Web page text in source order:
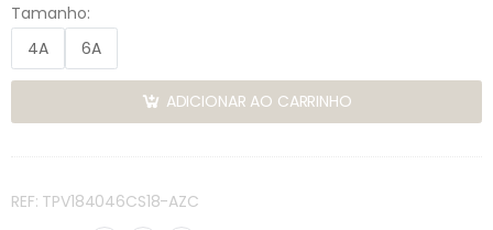
Tamanho:
4A
6A
ADICIONAR AO CARRINHO
REF: TPV184046CS18-AZC